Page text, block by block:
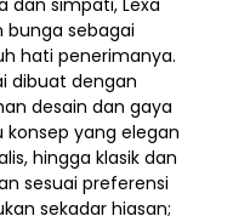
bunga sebagai
hati penerimanya.
dibuat dengan
desain dan gaya
konsep yang elegan
hingga klasik dan
sesuai preferensi
sekadar hiasan;